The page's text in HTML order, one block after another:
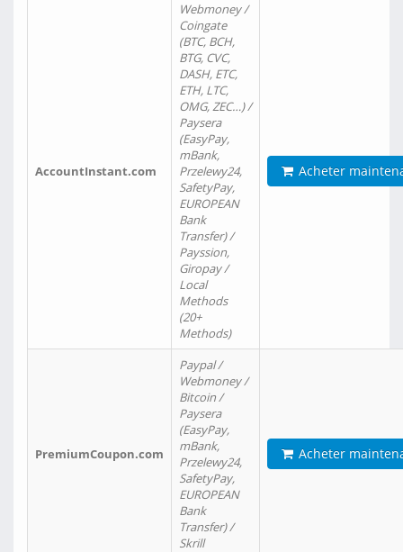
AccountInstant.com
Webmoney /
Coingate
(BTC, BCH,
BTG, CVC,
DASH, ETC,
ETH, LTC,
OMG, ZEC…) /
Paysera
(EasyPay,
mBank,
Przelewy24,
SafetyPay,
EUROPEAN
Bank
Transfer) /
Payssion,
Giropay /
Local
Methods
(20+
Methods)
Acheter
PremiumCoupon.com
Paypal /
Webmoney /
Bitcoin /
Paysera
(EasyPay,
mBank,
Przelewy24,
SafetyPay,
EUROPEAN
Bank
Transfer) /
Skrill
Acheter